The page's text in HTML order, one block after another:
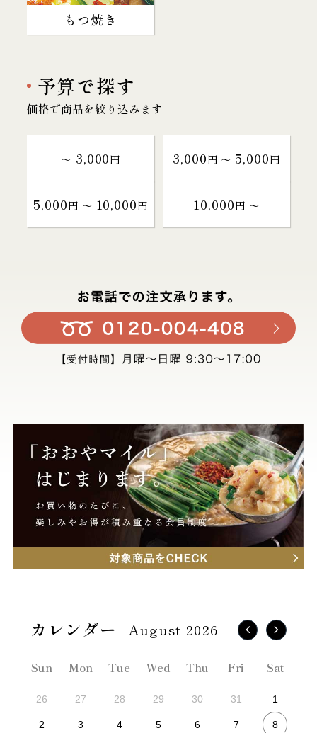
もつ焼き
予算で探す
価格で商品を絞り込みます
～ 3,000円 3,000円 〜 5,000円
5,000円 〜 10,000円 10,000円 〜
August 2026
Sun Mon Tue Wed Thu Fri Sat
26 27 28 29 30 31 1
2 3 4 5 6 7 8